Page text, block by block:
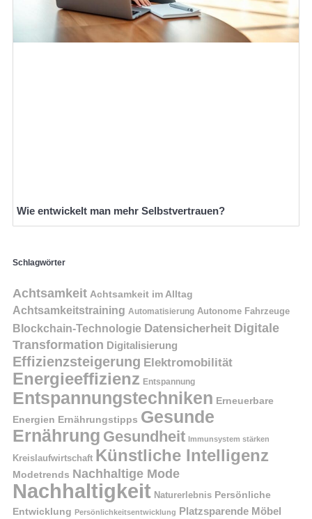
Wie entwickelt man mehr Selbstvertrauen?
Schlagwörter
Achtsamkeit Achtsamkeit im Alltag
Achtsamkeitstraining Automatisierung Autonome Fahrzeuge
Blockchain-Technologie Datensicherheit Digitale
Transformation Digitalisierung
Effizienzsteigerung Elektromobilität
Energieeffizienz Entspannung
Entspannungstechniken Erneuerbare
Energien Ernährungstipps Gesunde
Ernährung Gesundheit Immunsystem stärken
Kreislaufwirtschaft Künstliche Intelligenz
Modetrends Nachhaltige Mode
Nachhaltigkeit Naturerlebnis Persönliche
Entwicklung Persönlichkeitsentwicklung Platzsparende Möbel